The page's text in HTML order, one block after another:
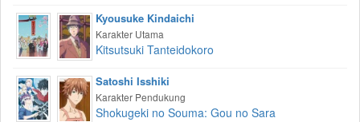
Kyousuke Kindaichi
Karakter Utama
Kitsutsuki Tanteidokoro
Satoshi Isshiki
Karakter Pendukung
Shokugeki no Souma: Gou no Sara